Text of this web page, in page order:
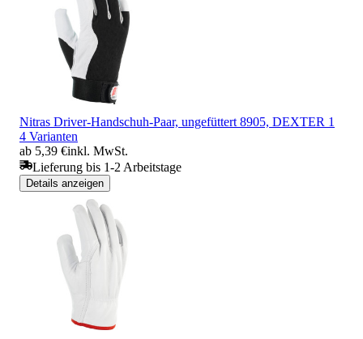
Nitras Driver-Handschuh-Paar, ungefüttert 8905, DEXTER 1
4 Varianten
ab 5,39 €inkl. MwSt.
Lieferung bis 1-2 Arbeitstage
Details anzeigen